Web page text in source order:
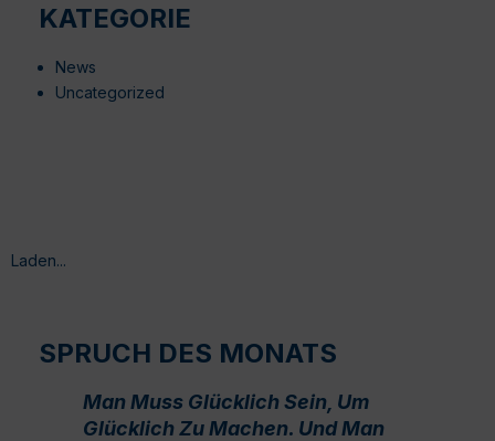
KATEGORIE
News
Uncategorized
Laden...
SPRUCH DES MONATS
Man Muss Glücklich Sein, Um
Glücklich Zu Machen. Und Man